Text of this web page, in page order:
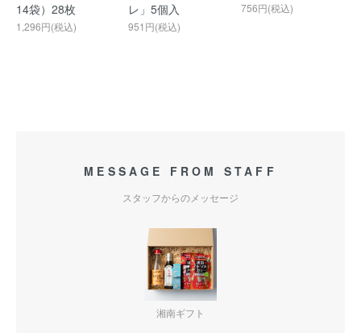
14袋）28枚
1,296円(税込)
レ」5個入
951円(税込)
756円(税込)
MESSAGE FROM STAFF
スタッフからのメッセージ
湘南ギフト